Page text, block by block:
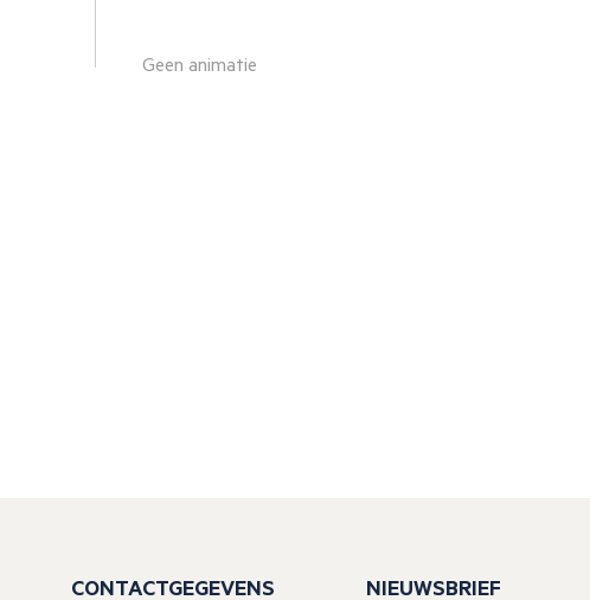
Geen animatie
CONTACTGEGEVENS NIEUWSBRIEF